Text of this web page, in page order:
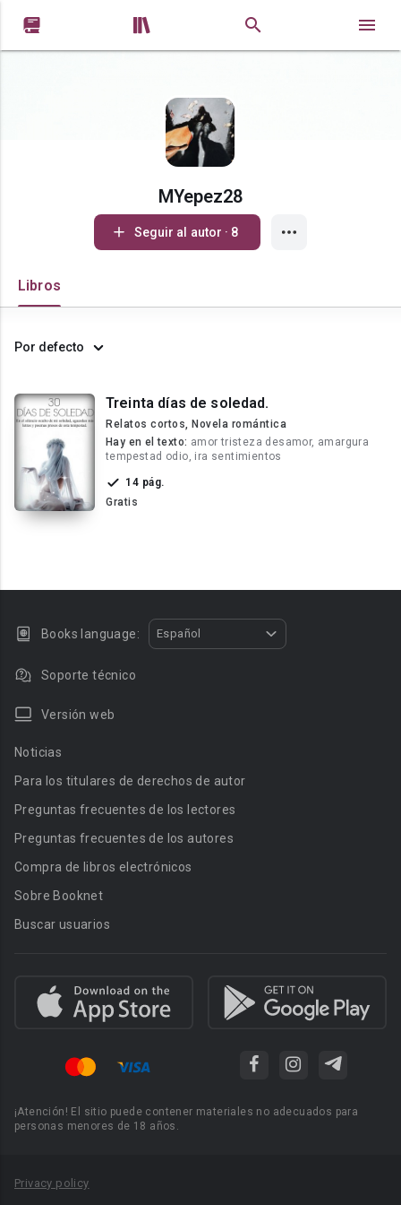
 
MYepez28
Seguir al autor · 8
Libros
Por defecto
Treinta días de soledad.
Relatos cortos, Novela romántica
Hay en el texto: amor tristeza desamor, amargura
tempestad odio, ira sentimientos
14 pág.
Gratis
Books language: Español
Soporte técnico
Versión web
Noticias
Para los titulares de derechos de autor
Preguntas frecuentes de los lectores
Preguntas frecuentes de los autores
Compra de libros electrónicos
Sobre Booknet
Buscar usuarios
¡Atención! El sitio puede contener materiales no adecuados para
personas menores de 18 años.
Privacy policy